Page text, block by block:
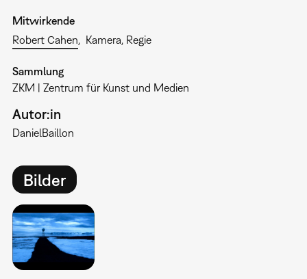
Mitwirkende
Robert Cahen
Kamera, Regie
Sammlung
ZKM | Zentrum für Kunst und Medien
Autor:in
DanielBaillon
Bilder